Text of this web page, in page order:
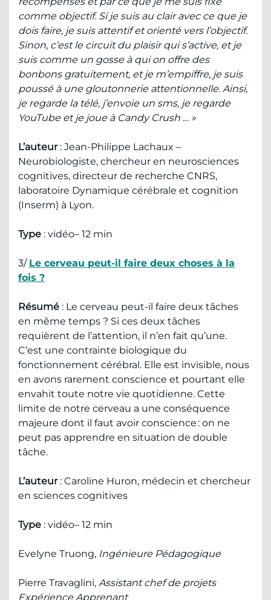
comme objectif. Si je suis au clair avec ce que je
dois faire, je suis attentif et orienté vers l’objectif.
Sinon, c’est le circuit du plaisir qui s’active, et je
suis comme un gosse à qui on offre des
bonbons gratuitement, et je m’empiffre, je suis
poussé à une gloutonnerie attentionnelle. Ainsi,
je regarde la télé, j’envoie un sms, je regarde
YouTube et je joue à Candy Crush … »
L’auteur: Jean-Philippe Lachaux –
Neurobiologiste, chercheur en neurosciences
cognitives, directeur de recherche CNRS,
laboratoire Dynamique cérébrale et cognition
(Inserm) à Lyon.
Type : vidéo– 12 min
3/ Le cerveau peut-il faire deux choses à la
fois ?
Résumé : Le cerveau peut-il faire deux tâches
en même temps ? Si ces deux tâches
requièrent de l’attention, il n’en fait qu’une.
C’est une contrainte biologique du
fonctionnement cérébral. Elle est invisible, nous
en avons rarement conscience et pourtant elle
envahit toute notre vie quotidienne. Cette
limite de notre cerveau a une conséquence
majeure dont il faut avoir conscience : on ne
peut pas apprendre en situation de double
tâche.
L’auteur : Caroline Huron, médecin et chercheur
en sciences cognitives
Type : vidéo– 12 min
Evelyne Truong, Ingénieure Pédagogique
Pierre Travaglini, Assistant chef de projets
Expérience Apprenant